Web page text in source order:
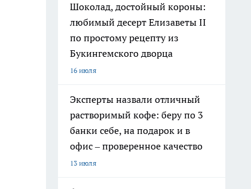
Шоколад, достойный короны:
любимый десерт Елизаветы II
по простому рецепту из
Букингемского дворца
16 июля
Эксперты назвали отличный
растворимый кофе: беру по 3
банки себе, на подарок и в
офис – проверенное качество
13 июля